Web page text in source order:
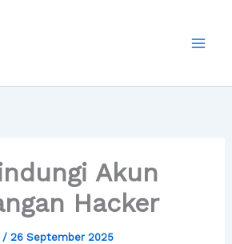
Akun
Hacker
/ 26 September 2025